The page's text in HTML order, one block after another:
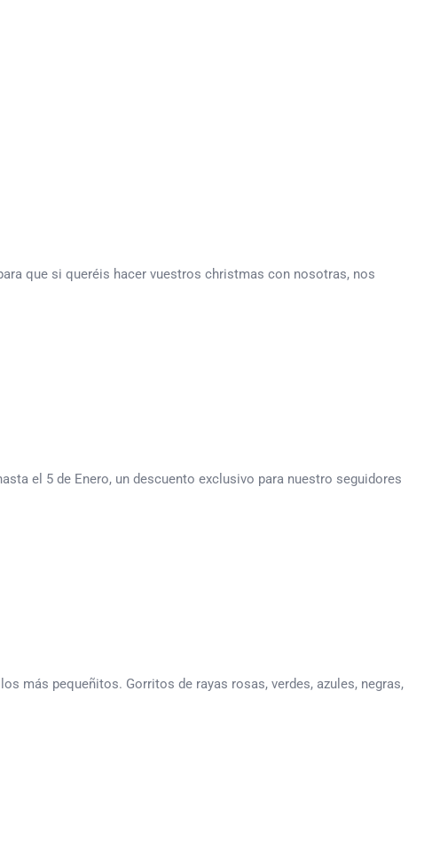
que si queréis hacer vuestros christmas con nosotras, nos
el 5 de Enero, un descuento exclusivo para nuestro seguidores
más pequeñitos. Gorritos de rayas rosas, verdes, azules, negras,